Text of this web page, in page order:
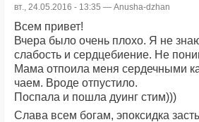
вт., 24.05.2016 - 13:35 — Anusha-dzhan
Всем привет!
Вчера было очень плохо. Я не
слабость и сердцебиение. Не
Мама отпоила меня сердечными
чаем. Вроде отпустило.
Поспала и пошла дуинг стим)))
Слава всем богам, эпоксидка